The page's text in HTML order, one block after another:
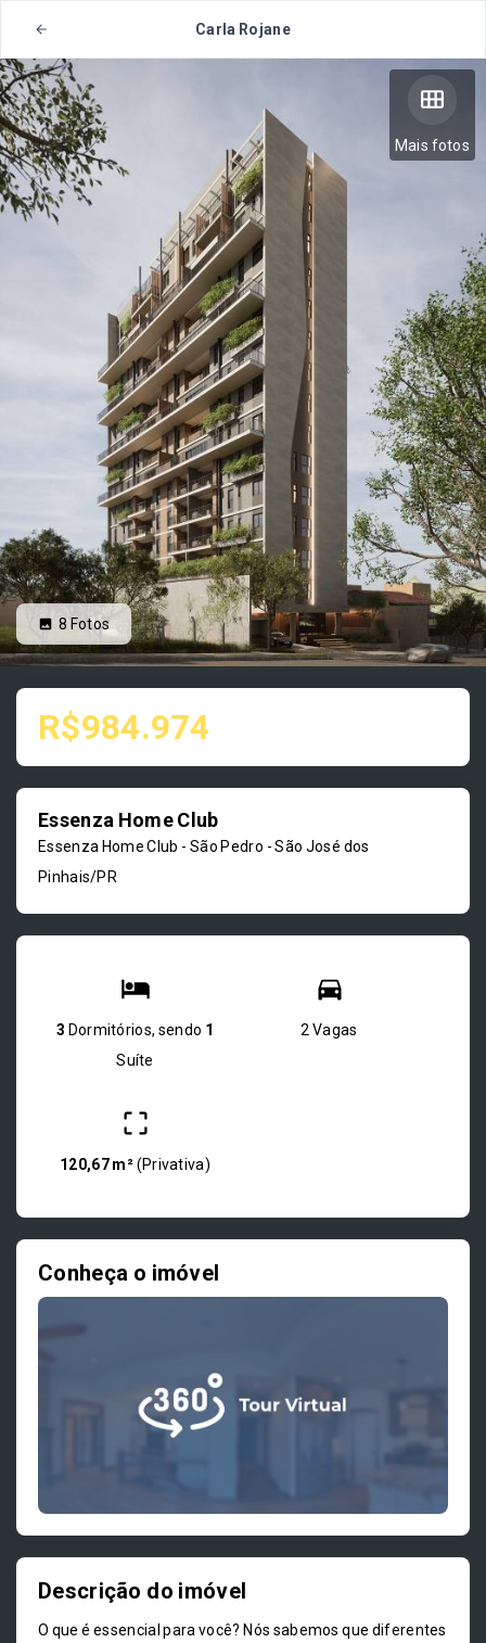
Carla Rojane
Mais fotos
8 Fotos
R$984.974
Essenza Home Club
Essenza Home Club -São Pedro - São José dos
Pinhais/PR
3 Dormitórios, sendo 1
Suíte
2 Vagas
120,67 m²(Privativa)
Conheça o imóvel
Descrição do imóvel
O que é essencial para você? Nós sabemos que diferentes